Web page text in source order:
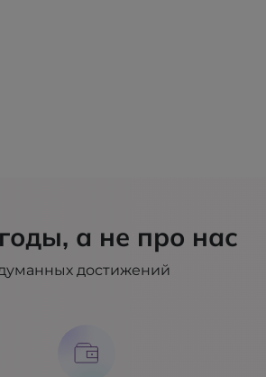
а не про нас
достижений